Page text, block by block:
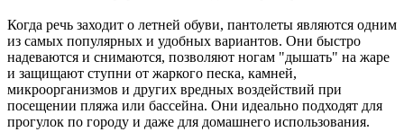
Когда речь заходит о летней обуви, пантолеты являются одним
из самых популярных и удобных вариантов. Они быстро
надеваются и снимаются, позволяют ногам "дышать" на жаре
и защищают ступни от жаркого песка, камней,
микроорганизмов и других вредных воздействий при
посещении пляжа или бассейна. Они идеально подходят для
прогулок по городу и даже для домашнего использования.